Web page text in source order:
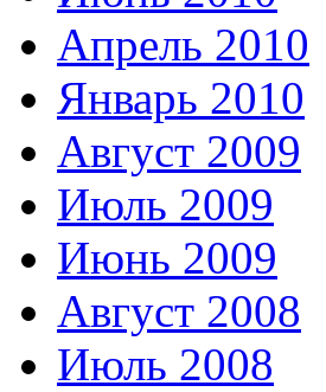
Апрель 2010
Январь 2010
Август 2009
Июль 2009
Июнь 2009
Август 2008
Июль 2008